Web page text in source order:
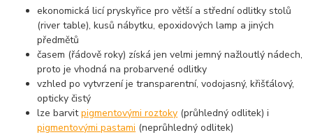
ekonomická licí pryskyřice pro větší a střední odlitky stolů
(river table), kusů nábytku, epoxidových lamp a jiných
předmětů
časem (řádově roky) získá jen velmi jemný nažloutlý nádech,
proto je vhodná na probarvené odlitky
vzhled po vytvrzení je transparentní, vodojasný, křišťálový,
opticky čistý
lze barvitpigmentovými roztoky (průhledný odlitek) i
pigmentovými pastami (neprůhledný odlitek)